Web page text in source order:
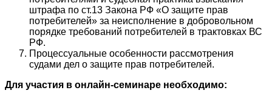
штрафа по ст.13 Закона РФ «О защите прав
потребителей» за неисполнение в добровольном
порядке требований потребителей в трактовках ВС
РФ.
Процессуальные особенности рассмотрения
судами дел о защите прав потребителей.
Для участия в онлайн-семинаре необходимо: